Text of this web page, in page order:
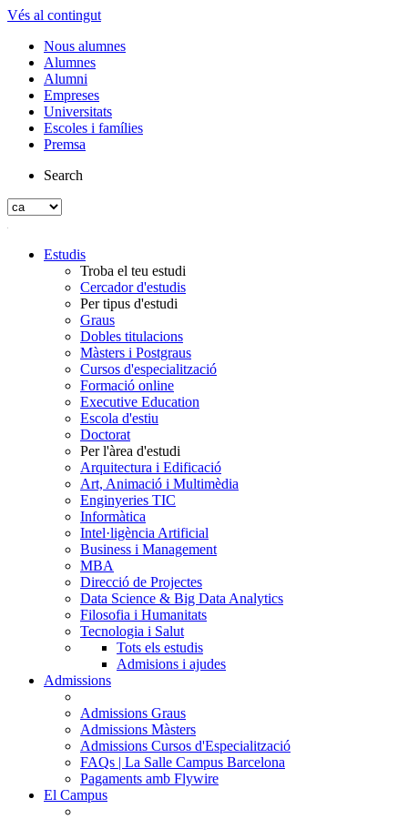
Vés al contingut
Nous alumnes
Alumnes
Alumni
Empreses
Universitats
Escoles i famílies
Premsa
Search
Estudis
Troba el teu estudi
Cercador d'estudis
Per tipus d'estudi
Graus
Dobles titulacions
Màsters i Postgraus
Cursos d'especialització
Formació online
Executive Education
Escola d'estiu
Doctorat
Per l'àrea d'estudi
Arquitectura i Edificació
Art, Animació i Multimèdia
Enginyeries TIC
Informàtica
Intel·ligència Artificial
Business i Management
MBA
Direcció de Projectes
Data Science & Big Data Analytics
Filosofia i Humanitats
Tecnologia i Salut
Tots els estudis
Admisions i ajudes
Admissions
Admissions Graus
Admissions Màsters
Admissions Cursos d'Especialització
FAQs | La Salle Campus Barcelona
Pagaments amb Flywire
El Campus